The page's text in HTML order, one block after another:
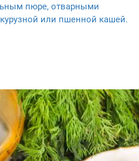
пюре, отварными
или пшенной кашей.